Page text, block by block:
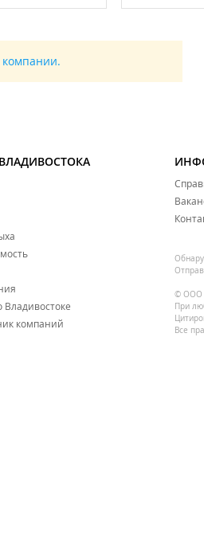
компании.
Владивостоке
компаний
© ООО
При
Все